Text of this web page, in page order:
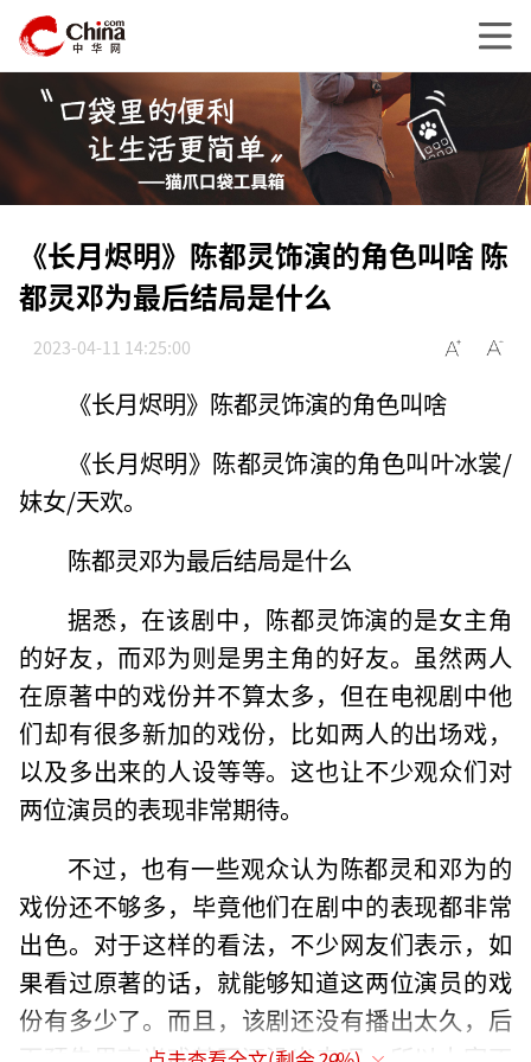
《长月烬明》陈都灵饰演的角色叫啥 陈
都灵邓为最后结局是什么
2023-04-11 14:25:00
《长月烬明》陈都灵饰演的角色叫啥
《长月烬明》陈都灵饰演的角色叫叶冰裳/
妺女/天欢。
陈都灵邓为最后结局是什么
据悉，在该剧中，陈都灵饰演的是女主角
的好友，而邓为则是男主角的好友。虽然两人
在原著中的戏份并不算太多，但在电视剧中他
们却有很多新加的戏份，比如两人的出场戏，
以及多出来的人设等等。这也让不少观众们对
两位演员的表现非常期待。
不过，也有一些观众认为陈都灵和邓为的
戏份还不够多，毕竟他们在剧中的表现都非常
出色。对于这样的看法，不少网友们表示，如
果看过原著的话，就能够知道这两位演员的戏
份有多少了。而且，该剧还没有播出太久，后